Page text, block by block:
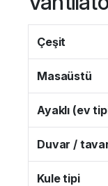
Çeşit
Masaüstü
Ayaklı (ev
Duvar /
Kule tipi